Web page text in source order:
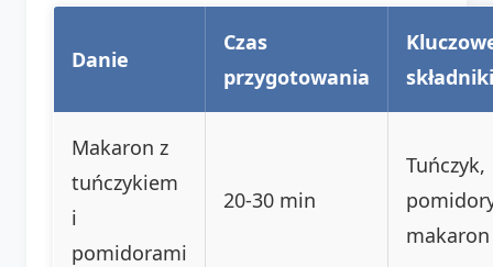
Danie
Czas
przygotowania
składniki
Makaron z
tuńczykiem
i
pomidorami
20-30 min
Tuńczyk,
makaron